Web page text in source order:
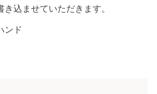
込ませていただきます。
ンド